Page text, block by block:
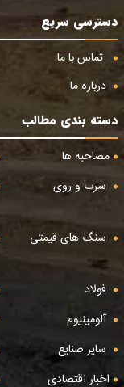
دسترسی سریع
تماس با ما
درباره ما
دسته بندی مطالب
مصاحبه ها
سرب و روی
سنگ های قیمتی
فولاد
آلومینیوم
سایر صنایع
اخبار اقتصادی